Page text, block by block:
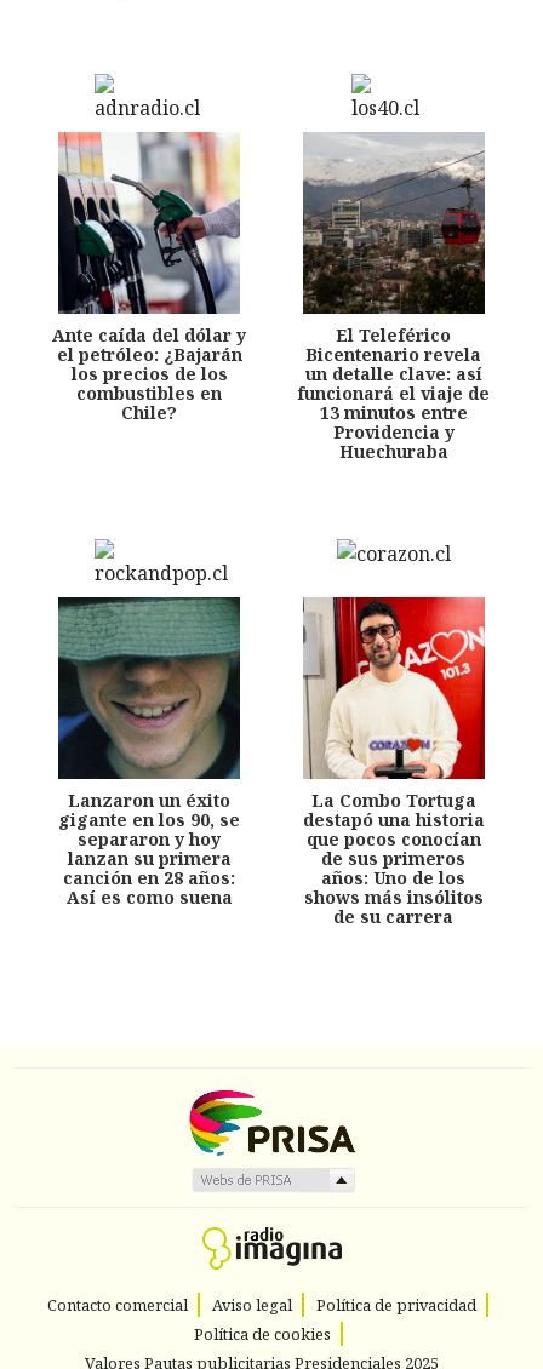
Ante caída del dólar y
el petróleo: ¿Bajarán
los precios de los
combustibles en
Chile?
El Teleférico
Bicentenario revela
un detalle clave: así
funcionará el viaje de
13 minutos entre
Providencia y
Huechuraba
Lanzaron un éxito
gigante en los 90, se
separaron y hoy
lanzan su primera
canción en 28 años:
Así es como suena
La Combo Tortuga
destapó una historia
que pocos conocían
de sus primeros
años: Uno de los
shows más insólitos
de su carrera
Contacto comercial Aviso legal
Política de privacidad
Política de cookies
Valores Pautas publicitarias Presidenciales 2025